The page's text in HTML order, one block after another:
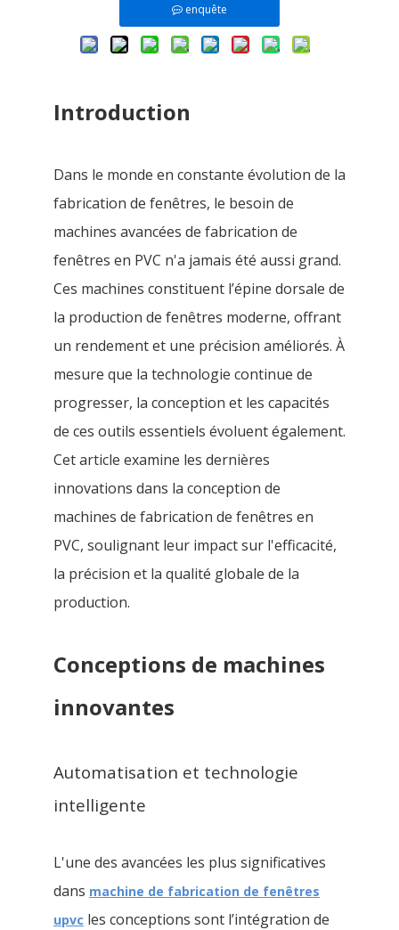
enquête
Introduction
Dans le monde en constante évolution de la
fabrication de fenêtres, le besoin de
machines avancées de fabrication de
fenêtres en PVC n'a jamais été aussi grand.
Ces machines constituent l’épine dorsale de
la production de fenêtres moderne, offrant
un rendement et une précision améliorés. À
mesure que la technologie continue de
progresser, la conception et les capacités
de ces outils essentiels évoluent également.
Cet article examine les dernières
innovations dans la conception de
machines de fabrication de fenêtres en
PVC, soulignant leur impact sur l'efficacité,
la précision et la qualité globale de la
production.
Conceptions de machines
innovantes
Automatisation et technologie
intelligente
L'une des avancées les plus significatives
dans machine de fabrication de fenêtres
upvc les conceptions sont l’intégration de